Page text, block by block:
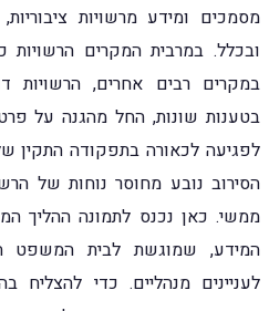
מסמכים ומידע מרשויות
ובכלל. במרבית המקרים
במקרים רבים אחרים, הרשויות
בטענות שונות, החל מהגנה על
לפגיעה לכאורה בתפקודה התקין
הסירוב נובע מחוסר נוחות של
ממשי. כאן נכנס לתמונה ההליך
המידע, שמוגשת לבית המשפט
לעניינים מנהליים. כדי